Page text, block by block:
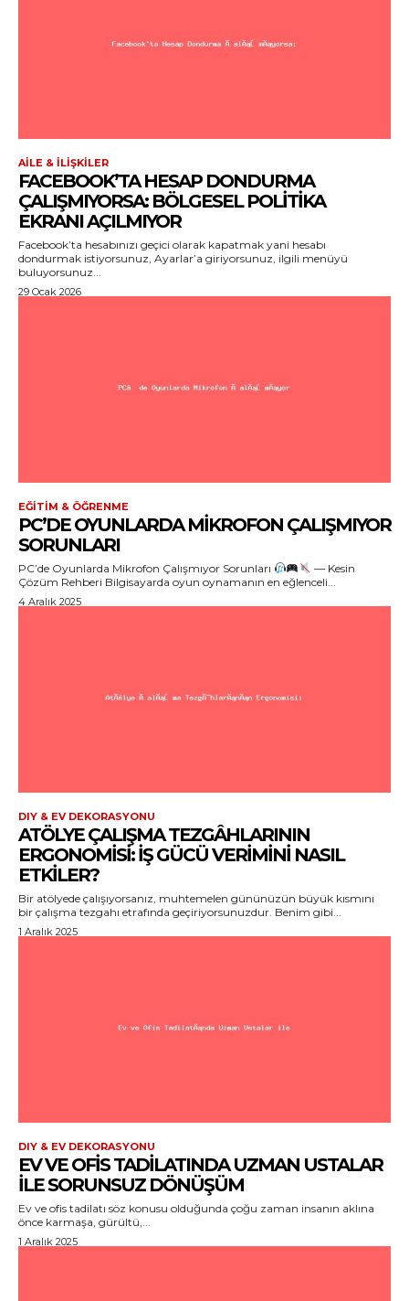
AILE & İLIŞKILER
FACEBOOK’TA HESAP DONDURMA
ÇALIŞMIYORSA: BÖLGESEL POLITIKA
EKRANI AÇILMIYOR
Facebook’ta hesabınızı geçici olarak kapatmak yani hesabı
dondurmak istiyorsunuz, Ayarlar’a giriyorsunuz, ilgili menüyü
buluyorsunuz...
29 Ocak 2026
EĞITIM & ÖĞRENME
PC’DE OYUNLARDA MIKROFON ÇALIŞMIYOR
SORUNLARI
PC’de Oyunlarda Mikrofon Çalışmıyor Sorunları
— Kesin
Çözüm Rehberi Bilgisayarda oyun oynamanın en eğlenceli...
4 Aralık 2025
DIY & EV DEKORASYONU
ATÖLYE ÇALIŞMA TEZGÂHLARININ
ERGONOMISI: İŞ GÜCÜ VERIMINI NASIL
ETKILER?
Bir atölyede çalışıyorsanız, muhtemelen gününüzün büyük kısmını
bir çalışma tezgahı etrafında geçiriyorsunuzdur. Benim gibi...
1 Aralık 2025
DIY & EV DEKORASYONU
EV VE OFIS TADILATINDA UZMAN USTALAR
ILE SORUNSUZ DÖNÜŞÜM
Ev ve ofis tadilatı söz konusu olduğunda çoğu zaman insanın aklına
önce karmaşa, gürültü,...
1 Aralık 2025